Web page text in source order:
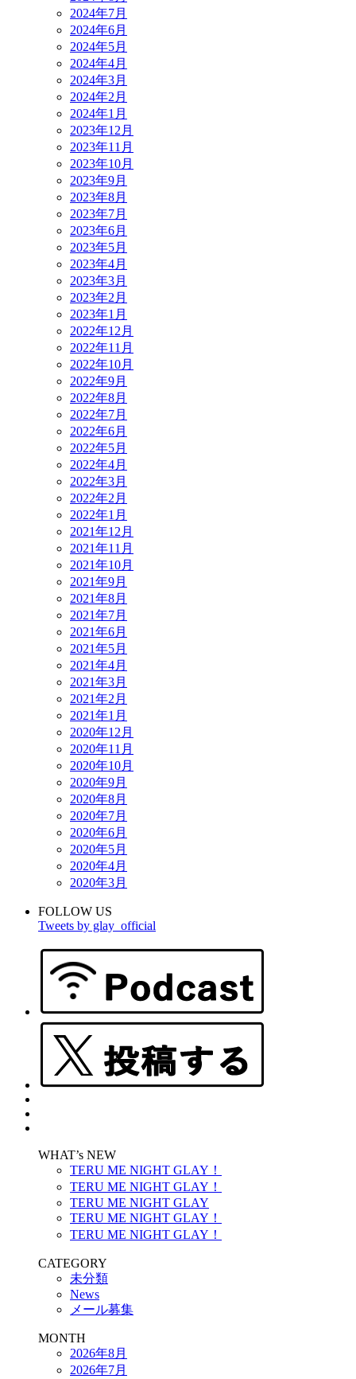
2024年7月
2024年6月
2024年5月
2024年4月
2024年3月
2024年2月
2024年1月
2023年12月
2023年11月
2023年10月
2023年9月
2023年8月
2023年7月
2023年6月
2023年5月
2023年4月
2023年3月
2023年2月
2023年1月
2022年12月
2022年11月
2022年10月
2022年9月
2022年8月
2022年7月
2022年6月
2022年5月
2022年4月
2022年3月
2022年2月
2022年1月
2021年12月
2021年11月
2021年10月
2021年9月
2021年8月
2021年7月
2021年6月
2021年5月
2021年4月
2021年3月
2021年2月
2021年1月
2020年12月
2020年11月
2020年10月
2020年9月
2020年8月
2020年7月
2020年6月
2020年5月
2020年4月
2020年3月
FOLLOW US
Tweets by glay_official
WHAT’s NEW
TERU ME NIGHT GLAY！
TERU ME NIGHT GLAY！
TERU ME NIGHT GLAY
TERU ME NIGHT GLAY！
TERU ME NIGHT GLAY！
CATEGORY
未分類
News
メール募集
MONTH
2026年8月
2026年7月